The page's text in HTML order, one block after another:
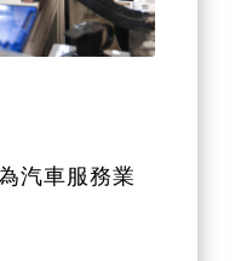
汽車服務業